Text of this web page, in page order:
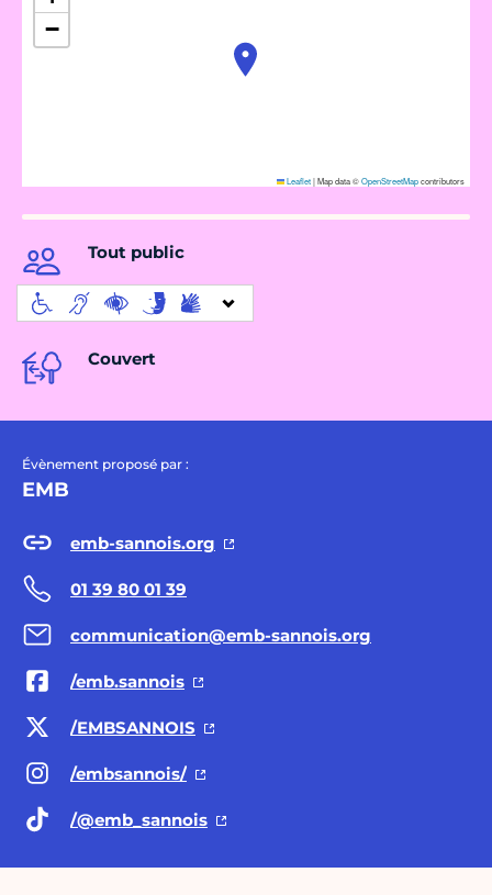
−
Leaflet|Map data ©OpenStreetMapcontributors
Tout public
Couvert
Évènement proposé par :
EMB
emb-sannois.org
01 39 80 01 39
communication@emb-sannois.org
/emb.sannois
/EMBSANNOIS
/embsannois/
/@emb _sannois